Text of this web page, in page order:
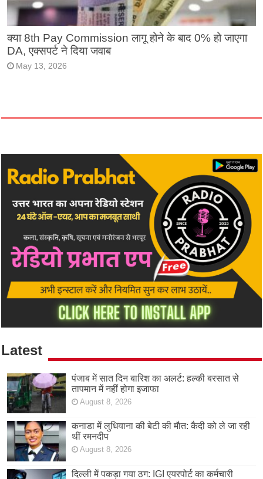
क्या 8th Pay Commission लागू होने के बाद 0% हो जाएगा
DA, एक्सपर्ट ने दिया जवाब
May 13, 2026
Latest
पंजाब में सात दिन बारिश का अलर्ट: हल्की बरसात से
तापमान में नहीं होगा इजाफा
August 8, 2026
कनाडा में लुधियाना की बेटी की माैत: कैदी को ले जा रही
थीं रमनदीप
August 8, 2026
दिल्ली में पकड़ा गया ठग: IGI एयरपोर्ट का कर्मचारी